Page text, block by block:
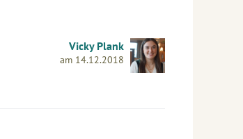
Vicky Plank
am 14.12.2018